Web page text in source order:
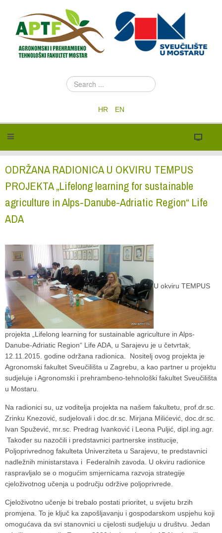
S
e
c
.
HR EN
ODRŽANA RADIONICA U OKVIRU TEMPUS
PROJEKTA „Lifelong learning for sustainable
agriculture in Alps-Danube-Adriatic Region“ Life
ADA
U okviru TEMPUS
projekta „Lifelong learning for sustainable agriculture in Alps-
Danube-Adriatic Region“ Life ADA, u Sarajevu je u četvrtak,
12.11.2015. godine održana radionica. Nositelj ovog projekta je
Agronomski fakultet Sveučilišta u Zagrebu, a kao partner u projektu
sudjeluje i Agronomski i prehrambeno-tehnološki fakultet Sveučilišta
u Mostaru.
Na radionici su, uz voditelja projekta na našem fakultetu, prof.dr.sc.
Zrinku Knezović, sudjelovali i doc.dr.sc. Mirjana Milićević, doc.dr.sc.
Ivan Spužević, mr.sc. Predrag Ivanković i Leona Puljić, dipl.ing.agr.
Također su nazočili i predstavnici partnerske institucije,
Poljoprivrednog fakulteta Univerziteta u Sarajevu, te predstavnici
nadležnih ministarstava i Federalnih zavoda. U okviru radionice
raspravljalo se o mogućim smjernicama razvoja strategije
cjeloživotnog učenja u području održive poljoprivrede.
Cjeloživotno učenje bi trebalo postati prioritet, u svijetu brzih
promjena. To je ključ ka zapošljavanju i gospodarskom uspjehu koji
omogućava da svi stanovnici u cijelosti sudjeluju u društvu. Jedan